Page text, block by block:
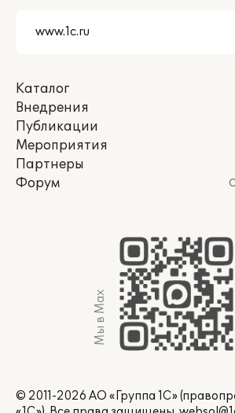
Каталог
Внедрения
Публикации
Мероприятия
Партнеры
Форум
Мы в Max
© 2011-2026 АО «Группа 1С»